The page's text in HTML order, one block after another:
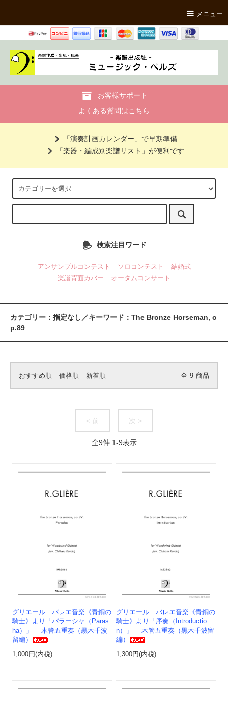
メニュー
お客様サポート
よくある質問はこちら
「演奏計画カレンダー」で早期準備
「楽器・編成別楽譜リスト」が便利です
検索注目ワード
アンサンブルコンテスト ソロコンテスト
結婚式
楽譜背面カバー
オータムコンサート
カテゴリー：指定なし／キーワード：The Bronze Horseman, o
p.89
おすすめ順 価格順 新着順 全 9 商品
< 前 次 >
全9件 1-9表示
グリエール バレエ音楽《青銅の
騎士》より「パラーシャ（Paras
ha）」 木管五重奏（黒木千波
留編）
1,000円(内税)
グリエール バレエ音楽《青銅の
騎士》より「序奏（Introductio
n）」 木管五重奏（黒木千波留
編）
1,300円(内税)